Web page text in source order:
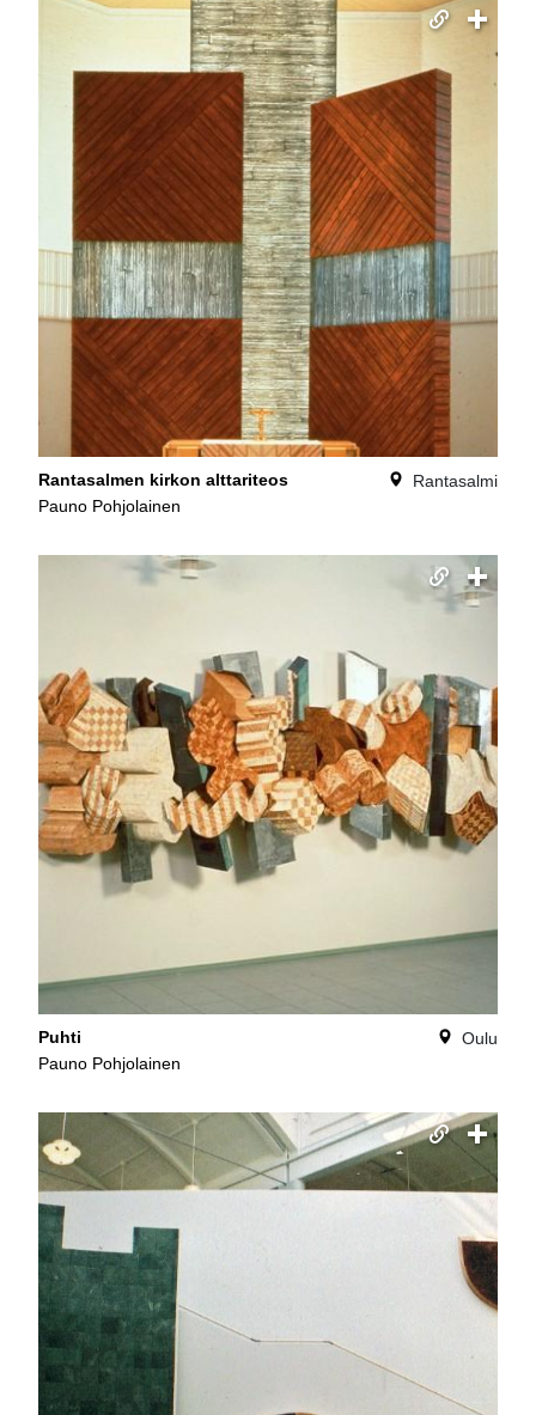
Rantasalmen kirkon alttariteos
Pauno Pohjolainen
Rantasalmi
Puhti
Pauno Pohjolainen
Oulu